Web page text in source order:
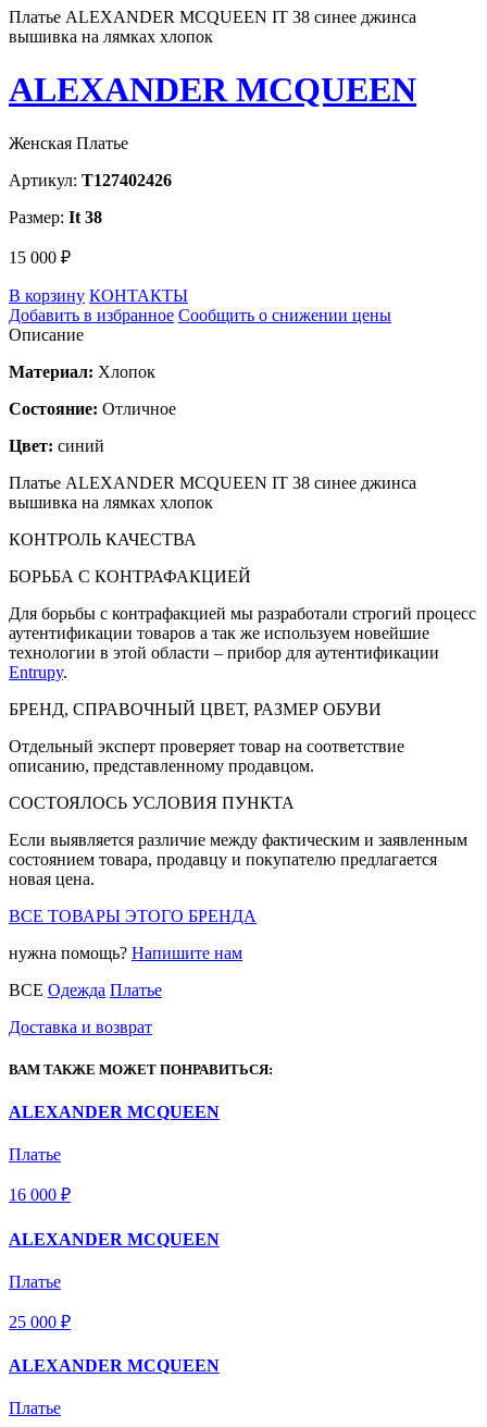
Платье ALEXANDER MCQUEEN IT 38 синее джинса
вышивка на лямках хлопок
ALEXANDER MCQUEEN
Женская Платье
Артикул: T127402426
Размер: It 38
15 000 ₽
В корзину КОНТАКТЫ
Добавить в избранное Сообщить о снижении цены
Описание
Материал: Хлопок
Состояние: Отличное
Цвет: синий
Платье ALEXANDER MCQUEEN IT 38 синее джинса
вышивка на лямках хлопок
КОНТРОЛЬ КАЧЕСТВА
БОРЬБА С КОНТРАФАКЦИЕЙ
Для борьбы с контрафакцией мы разработали строгий процесс
аутентификации товаров а так же используем новейшие
технологии в этой области – прибор для аутентификации
Entrupy.
БРЕНД, СПРАВОЧНЫЙ ЦВЕТ, РАЗМЕР ОБУВИ
Отдельный эксперт проверяет товар на соответствие
описанию, представленному продавцом.
СОСТОЯЛОСЬ УСЛОВИЯ ПУНКТА
Если выявляется различие между фактическим и заявленным
состоянием товара, продавцу и покупателю предлагается
новая цена.
ВСЕ ТОВАРЫ ЭТОГО БРЕНДА
нужна помощь? Напишите нам
ВСЕ Одежда Платье
Доставка и возврат
ВАМ ТАКЖЕ МОЖЕТ ПОНРАВИТЬСЯ:
ALEXANDER MCQUEEN
Платье
16 000 ₽
ALEXANDER MCQUEEN
Платье
25 000 ₽
ALEXANDER MCQUEEN
Платье